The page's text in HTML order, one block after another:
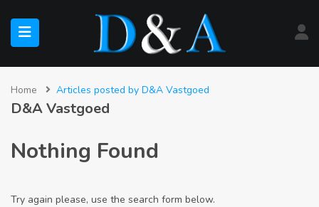
(Te Koop)
Home Articles posted by D&A Vastgoed
D&A Vastgoed
Nothing Found
Try again please, use the search form below.